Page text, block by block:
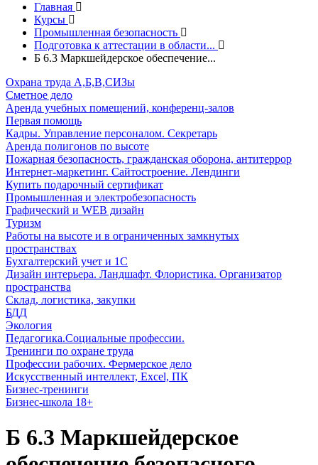
Главная
Курсы
Промышленная безопасность
Подготовка к аттестации в области...
Б 6.3 Маркшейдерское обеспечение...
Охрана труда А,Б,В,СИЗы
Сметное дело
Аренда учебных помещений, конференц-залов
Первая помощь
Кадры. Управление персоналом. Секретарь
Аренда полигонов по высоте
Пожарная безопасность, гражданская оборона, антитеррор
Интернет-маркетинг. Сайтостроение. Лендинги
Купить подарочный сертификат
Промышленная и электробезопасность
Графический и WEB дизайн
Туризм
Работы на высоте и в ограниченных замкнутых
пространствах
Бухгалтерский учет и 1С
Дизайн интерьера. Ландшафт. Флористика. Организатор
пространства
Склад, логистика, закупки
БДД
Экология
Педагогика.Социальные профессии.
Тренинги по охране труда
Профессии рабочих. Фермерское дело
Искусственный интеллект, Excel, ПК
Бизнес-тренинги
Бизнес-школа 18+
Б 6.3 Маркшейдерское